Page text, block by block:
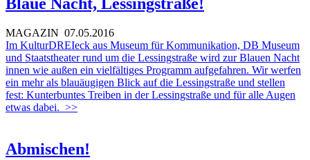
MAGAZIN 07.05.2016
Im KulturDREIeck aus Museum für Kommunikation, DB Museum
und Staatstheater rund um die Lessingstraße wird zur Blauen Nacht
innen wie außen ein vielfältiges Programm aufgefahren. Wir werfen
ein mehr als blauäugigen Blick auf die Lessingstraße und stellen
fest: Kunterbuntes Treiben in der Lessingstraße und für alle Augen
etwas dabei. >>
Abmischen!